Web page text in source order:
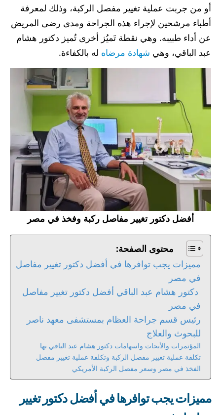
أو من جربت عملية تغيير مفصل الركبة، وذلك لمعرفة
أطباء مرشحين لإجراء هذه الجراحة ومدى رضى المريض
عن أداء طبيبه. وهي نقطة تَميُز أخرى تُميز دكتور هشام
عبد الباقي، وهي شهادة مرضاه له بالكفاءة.
أفضل دكتور تغيير مفاصل ركبة وفخذ في مصر
محتوى الصفحة:
مميزات يجب توافرها في أفضل دكتور تغيير مفاصل
في مصر
دكتور هشام عبد الباقي أفضل دكتور تغيير مفاصل
في مصر
رئيس قسم جراحة العظام بمستشفى معهد ناصر
للبحوث والعلاج
المؤتمرات والأبحاث واسهامات دكتور هشام عبد الباقي بها
تكلفة عملية تغيير مفصل الركبة وتكلفة عملية تغيير مفصل
الفخذ في مصر وسعر مفصل الركبة الأمريكي
مميزات يجب توافرها في أفضل دكتور تغيير